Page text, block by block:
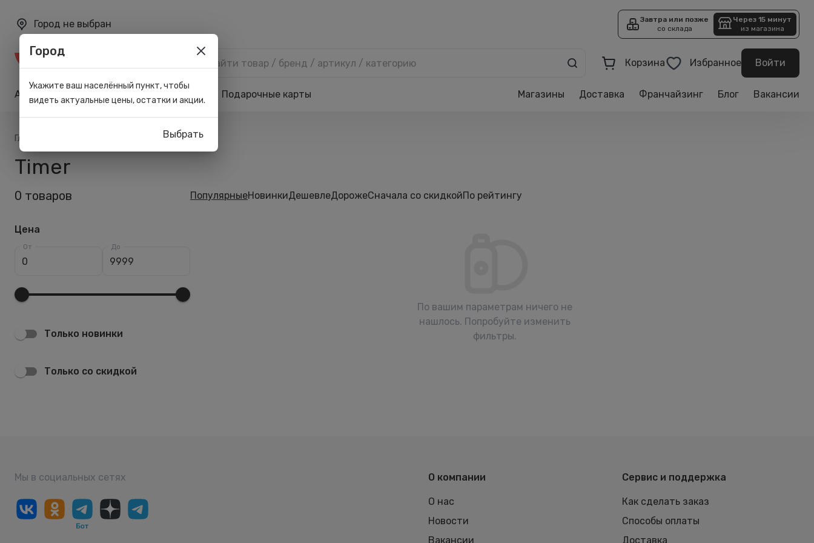
Город не выбран
Завтра или позже
со склада
Через 15 минут
из магазина
Корзина Избранное Войти
Акции Карта лояльности Подарочные карты Магазины Доставка Франчайзинг Блог Вакансии
Главная Timer
Timer
0 товаров
Цена
От До
Только новинки
Только со скидкой
ПопулярныеНовинкиДешевлеДорожеСначала со скидкойПо рейтингу
По вашим параметрам ничего не
нашлось. Попробуйте изменить
фильтры.
Мы в социальных сетях О компании
О нас
Новости
Вакансии
Сервис и поддержка
Как сделать заказ
Способы оплаты
Доставка
Город
Укажите ваш населённый пункт, чтобы
видеть актуальные цены, остатки и акции.
Выбрать